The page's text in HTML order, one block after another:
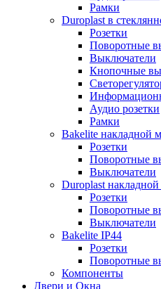
Рамки
Duroplast в
Розетки
Поворотные
Выключатели
Кнопочные
Аудио розетки
Рамки
Bakelite накладной
Розетки
Поворотные
Выключатели
Duroplast
Розетки
Поворотные
Выключатели
Bakelite IP44
Розетки
Поворотные
Компоненты
Двери и Окна